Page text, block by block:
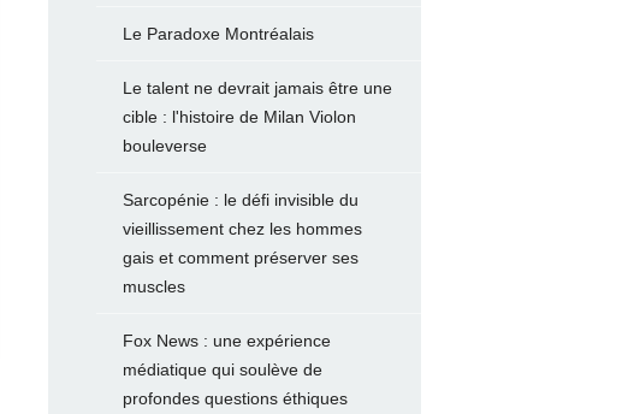
Le Paradoxe Montréalais
Le talent ne devrait jamais être une
cible : l'histoire de Milan Violon
bouleverse
Sarcopénie : le défi invisible du
vieillissement chez les hommes
gais et comment préserver ses
muscles
Fox News : une expérience
médiatique qui soulève de
profondes questions éthiques